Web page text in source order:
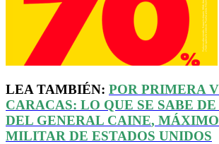
LEA TAMBIÉN: POR PRIMERA
CARACAS: LO QUE SE SABE
DEL GENERAL CAINE,
MILITAR DE ESTADOS UNIDOS